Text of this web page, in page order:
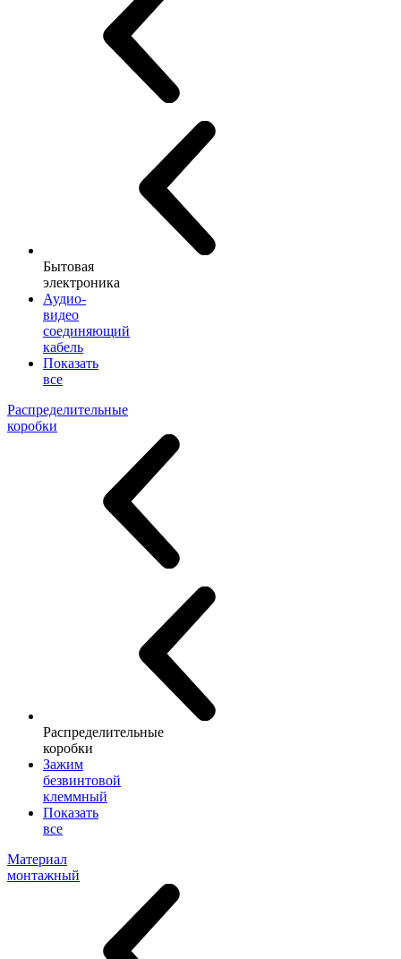
Бытовая
электроника
Аудио-
видео
соединяющий
кабель
Показать
все
Распределительные
коробки
Распределительные
коробки
Зажим
безвинтовой
клеммный
Показать
все
Материал
монтажный